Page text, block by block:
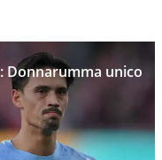
Donnarumma unico